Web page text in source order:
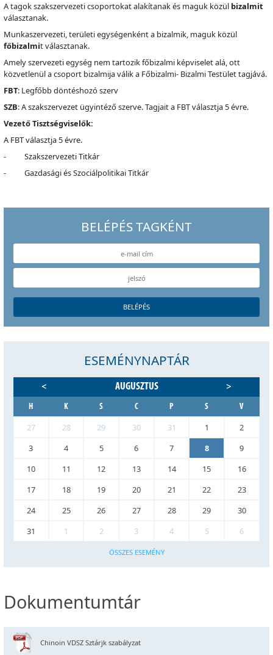
A tagok szakszervezeti csoportokat alakítanak és maguk közül bizalmit
választanak.
Munkaszervezeti, területi egységenként a bizalmik, maguk közül
főbizalmit választanak.
Amely szervezeti egység nem tartozik főbizalmi képviselet alá, ott
közvetlenül a csoport bizalmija válik a Főbizalmi- Bizalmi Testület tagjává.
FBT: Legfőbb döntéshozó szerv
SZB: A szakszervezet ügyintéző szerve. Tagjait a FBT választja 5 évre.
Vezető Tisztségviselők:
A FBT választja 5 évre.
- Szakszervezeti Titkár
- Gazdasági és Szociálpolitikai Titkár
BELÉPÉS TAGKÉNT
ESEMÉNYNAPTÁR
< AUGUSZTUS >
H K S C P S V
27 28 29 30 31 1
2
3
4 5 6 7 8
9
10
11 12 13 14 15
16
17
18 19 20 21 22
23
24
25 26 27 28 29
30
31
1 2 3 4 5 6
ÖSSZES ESEMÉNY
Dokumentumtár
Chinoin VDSZ Sztárjk szabályzat